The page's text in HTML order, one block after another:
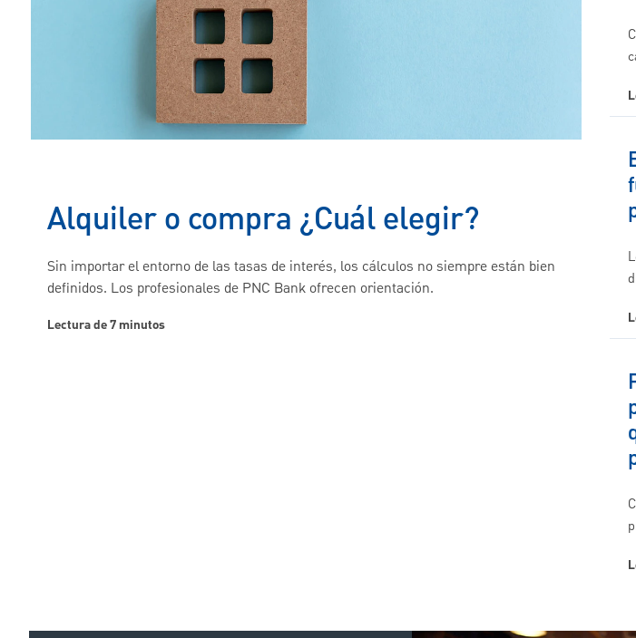
Alquiler o compra ¿Cuál elegir?
Sin importar el entorno de las tasas de interés, los cálculos no siempre están bien
definidos. Los profesionales de PNC Bank ofrecen orientación.
Lectura de 7 minutos